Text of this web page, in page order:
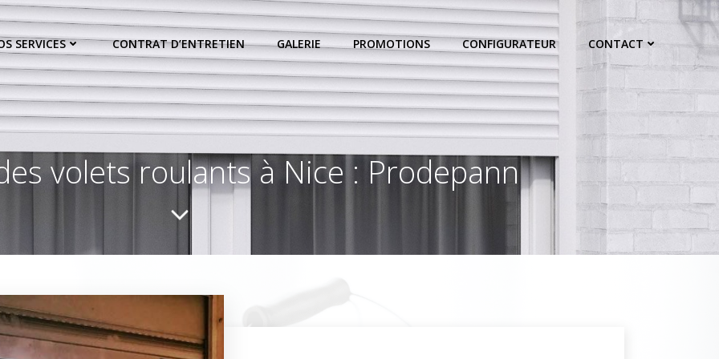
SERVICES CONTRAT D’ENTRETIEN GALERIE PROMOTIONS CONFIGURATEUR CONTACT
volets roulants à Nice : Prodepann